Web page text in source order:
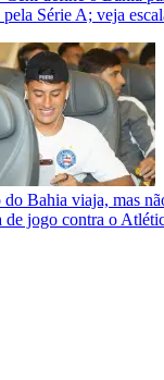
Série A; veja
Bahia viaja, mas
de jogo contra o